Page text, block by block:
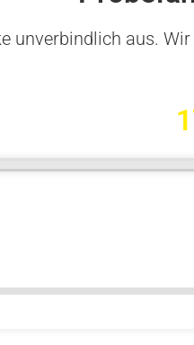
unverbindlich aus.